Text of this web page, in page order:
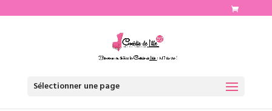
Sélectionner une page